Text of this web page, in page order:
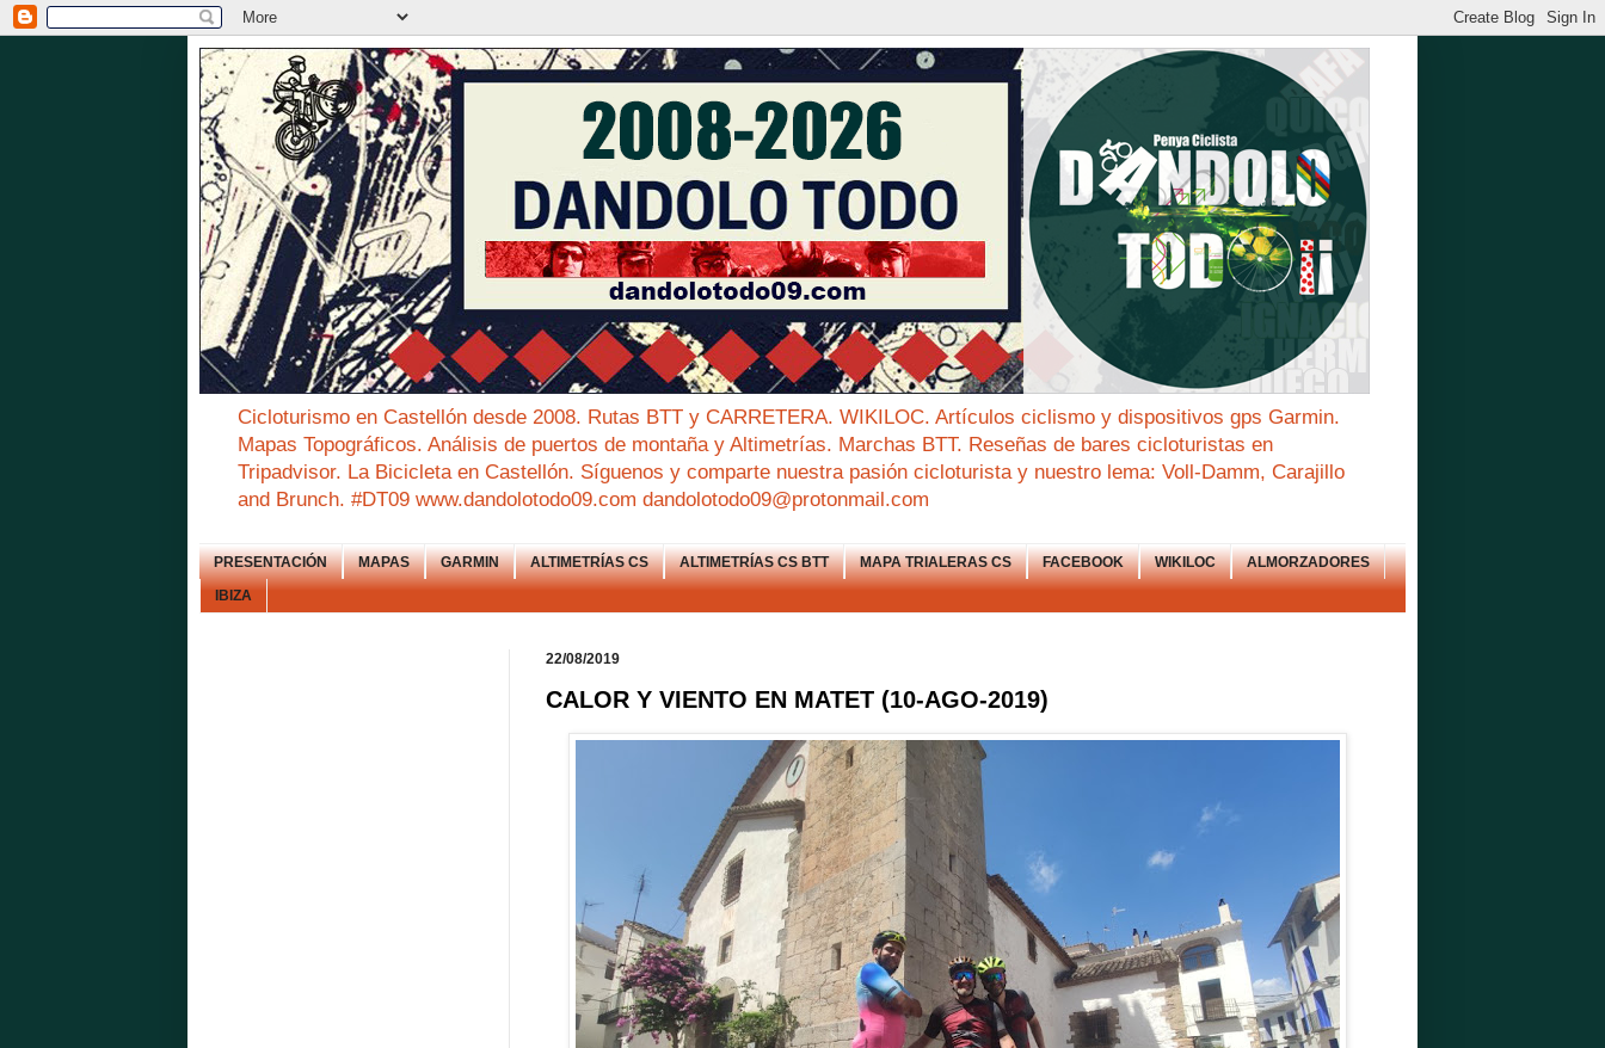
Cicloturismo en Castellón desde 2008. Rutas BTT y CARRETERA. WIKILOC. Artículos ciclismo y dispositivos gps Garmin.
Mapas Topográficos. Análisis de puertos de montaña y Altimetrías. Marchas BTT. Reseñas de bares cicloturistas en
Tripadvisor. La Bicicleta en Castellón. Síguenos y comparte nuestra pasión cicloturista y nuestro lema: Voll-Damm, Carajillo
and Brunch. #DT09 www.dandolotodo09.com dandolotodo09@protonmail.com
PRESENTACIÓN MAPAS GARMIN ALTIMETRÍAS CS ALTIMETRÍAS CS BTT MAPA TRIALERAS CS FACEBOOK WIKILOC ALMORZADORES
IBIZA
22/08/2019
CALOR Y VIENTO EN MATET (10-AGO-2019)